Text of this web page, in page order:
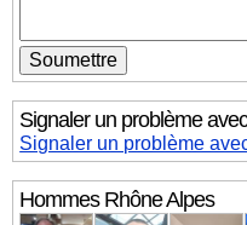
Signaler un problème
Signaler un problème
HommesRhône Alpes